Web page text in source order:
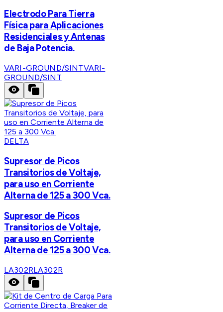
Electrodo Para Tierra
Física para Aplicaciones
Residenciales y Antenas
de Baja Potencia.
VARI-GROUND/SINTVARI-
GROUND/SINT
DELTA
Supresor de Picos
Transitorios de Voltaje,
para uso en Corriente
Alterna de 125 a 300 Vca.
Supresor de Picos
Transitorios de Voltaje,
para uso en Corriente
Alterna de 125 a 300 Vca.
LA302RLA302R